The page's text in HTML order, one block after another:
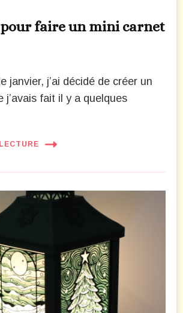
faire un mini carnet
janvier, j’ai décidé de créer un
j’avais fait il y a quelques